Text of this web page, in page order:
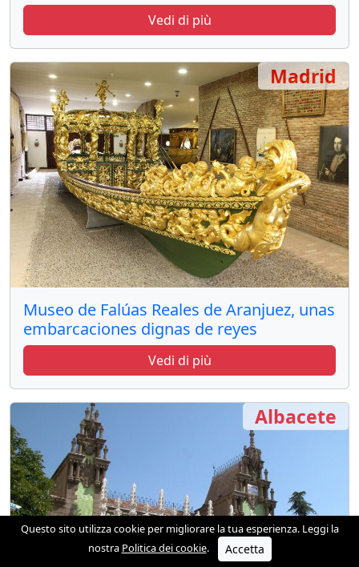
Vedi di più
Museo de Falúas Reales de Aranjuez, unas
embarcaciones dignas de reyes
Vedi di più
Madrid
Albacete
Questo sito utilizza cookie per migliorare la tua esperienza. Leggi la
nostra Politica dei cookie. Accetta